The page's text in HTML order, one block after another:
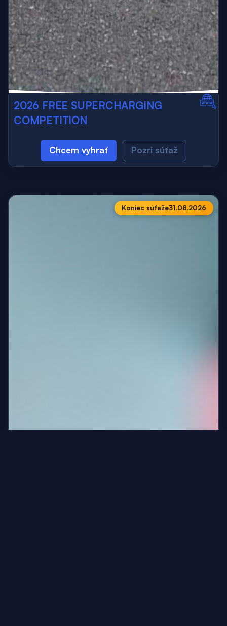
2026 FREE SUPERCHARGING
COMPETITION
Chcem vyhrať Pozri súťaž
Koniec súťaže31.08.2026